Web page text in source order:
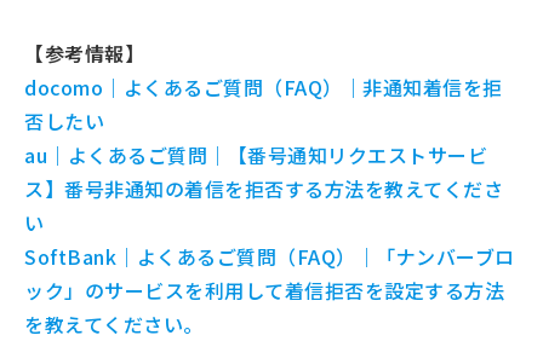
【参考情報】
docomo｜よくあるご質問（FAQ）｜非通知着信を拒
否したい
au｜よくあるご質問｜【番号通知リクエストサービ
ス】番号非通知の着信を拒否する方法を教えてくださ
い
SoftBank｜よくあるご質問（FAQ）｜「ナンバーブロ
ック」のサービスを利用して着信拒否を設定する方法
を教えてください。